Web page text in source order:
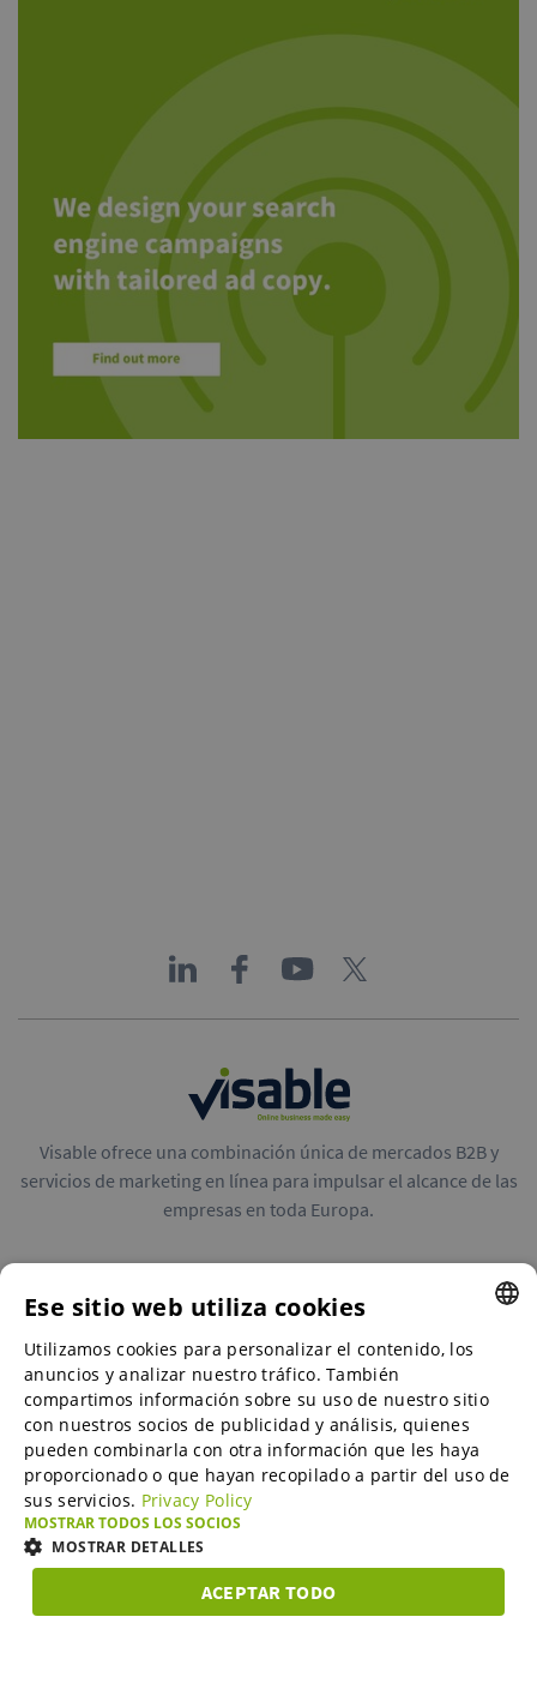
Visable ofrece una combinación única de mercados B2B y
servicios de marketing en línea para impulsar el alcance de las
empresas en toda Europa.
Mercados B2B
Servicios de marketing en línea
SME-Spotlight
Carrera profesional
ENGLISH
ENGLISH
GERMAN
SPANISH
Ese sitio web utiliza cookies
Utilizamos cookies para personalizar el contenido, los
anuncios y analizar nuestro tráfico. También
compartimos información sobre su uso de nuestro sitio
con nuestros socios de publicidad y análisis, quienes
pueden combinarla con otra información que les haya
proporcionado o que hayan recopilado a partir del uso de
sus servicios. Privacy Policy
MOSTRAR TODOS LOS SOCIOS
MOSTRAR DETALLES
ACEPTAR TODO
COOKIES DE
COOKIES DE